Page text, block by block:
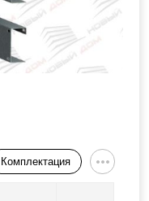
Комплектация